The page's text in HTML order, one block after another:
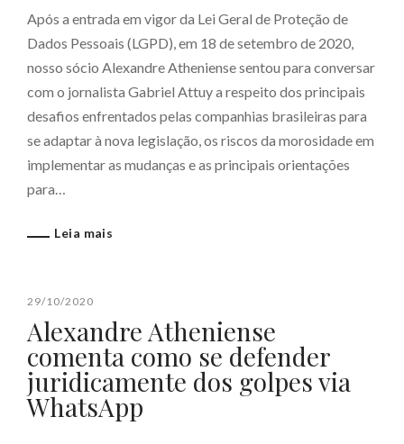
Após a entrada em vigor da Lei Geral de Proteção de
Dados Pessoais (LGPD), em 18 de setembro de 2020,
nosso sócio Alexandre Atheniense sentou para conversar
com o jornalista Gabriel Attuy a respeito dos principais
desafios enfrentados pelas companhias brasileiras para
se adaptar à nova legislação, os riscos da morosidade em
implementar as mudanças e as principais orientações
para…
Leia mais
29/10/2020
Alexandre Atheniense
comenta como se defender
juridicamente dos golpes via
WhatsApp